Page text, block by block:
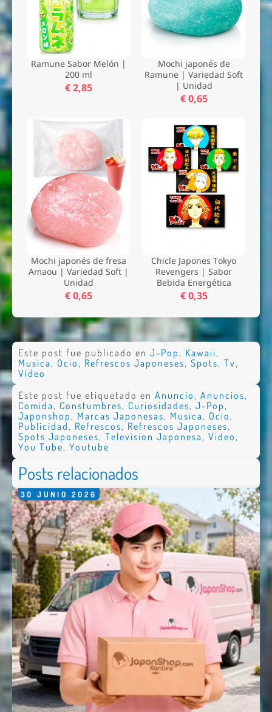
Ramune Sabor Melón |
200 ml
€ 2,85
Mochi japonés de
Ramune | Variedad Soft
| Unidad
€ 0,65
Mochi japonés de fresa
Amaou | Variedad Soft |
Unidad
€ 0,65
Chicle Japones Tokyo
Revengers | Sabor
Bebida Energética
€ 0,35
Este post fue publicado en J-Pop , Kawaii,
Musica , Ocio , Refrescos Japoneses, Spots, Tv,
Video
Este post fue etiquetado en Anuncio, Anuncios,
Comida, Constumbres, Curiosidades, J-Pop,
Japonshop, Marcas Japonesas, Musica, Ocio,
Publicidad, Refrescos, Refrescos Japoneses,
Spots Japoneses, Television Japonesa, Video,
You Tube, Youtube
Posts relacionados
30 JUNIO 2026